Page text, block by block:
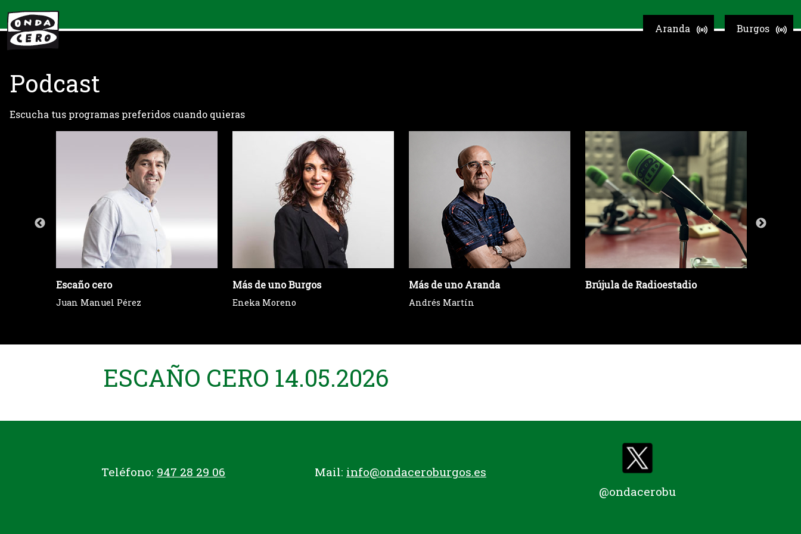
Burgos
Aranda
Podcast
Escucha tus programas preferidos cuando quieras
Escaño cero
Juan Manuel Pérez
Más de uno Burgos
Eneka Moreno
Más de uno Aranda
Andrés Martín
Brújula de Radioestadio
ESCAÑO CERO 14.05.2026
Teléfono: 947 28 29 06 Mail: info@ondaceroburgos.es
@ondacerobu